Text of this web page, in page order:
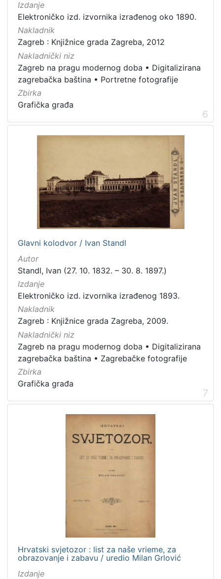
Izdanje
Elektroničko izd. izvornika izrađenog oko 1890.
Nakladnik
Zagreb : Knjižnice grada Zagreba, 2012
Nakladnički niz
Zagreb na pragu modernog doba • Digitalizirana
zagrebačka baština • Portretne fotografije
Zbirka
Grafička građa
6
Glavni kolodvor / Ivan Standl
Autor
Standl, Ivan (27. 10. 1832. – 30. 8. 1897.)
Izdanje
Elektroničko izd. izvornika izrađenog 1893.
Nakladnik
Zagreb : Knjižnice grada Zagreba, 2009.
Nakladnički niz
Zagreb na pragu modernog doba • Digitalizirana
zagrebačka baština • Zagrebačke fotografije
Zbirka
Grafička građa
7
Hrvatski svjetozor : list za naše vrieme, za
obrazovanje i zabavu / uredio Milan Grlović
Izdanje